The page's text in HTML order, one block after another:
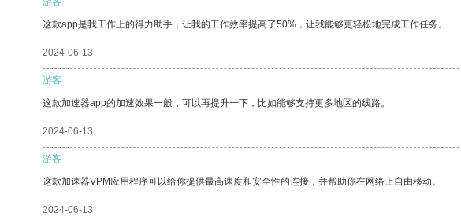
这款app是我工作上的得力助手，让我的工作效率提高了50%，让我能够更轻松地完成工作任务。
2024-06-13
游客
这款加速器app的加速效果一般，可以再提升一下，比如能够支持更多地区的线路。
2024-06-13
游客
这款加速器VPM应用程序可以给你提供最高速度和安全性的连接，并帮助你在网络上自由移动。
2024-06-13